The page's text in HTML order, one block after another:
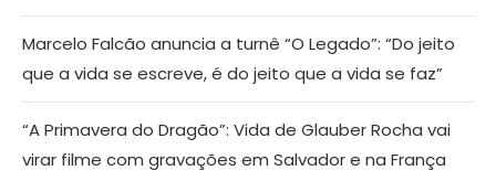
Marcelo Falcão anuncia a turnê “O Legado”: “Do jeito
que a vida se escreve, é do jeito que a vida se faz”
“A Primavera do Dragão”: Vida de Glauber Rocha vai
virar filme com gravações em Salvador e na França